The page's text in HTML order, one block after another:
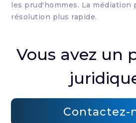
les prud'hommes. La
résolution plus rapide.
Vous avez un
Contactez-